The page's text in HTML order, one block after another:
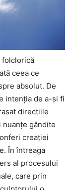
folclorică
ceea ce
absolut. De
intenţia de a-şi fi
direcţiile
gândite
creaţiei
În întreaga
al procesului
care prin